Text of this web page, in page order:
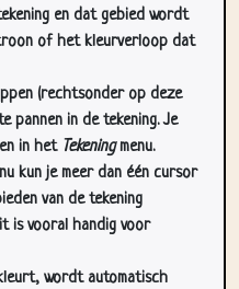
en dat gebied wordt
of het kleurverloop dat
(rechtsonder op deze
pannen in de tekening. Je
in het Tekeningmenu.
kun je meer dan één cursor
van de tekening
is vooral handig voor
wordt automatisch